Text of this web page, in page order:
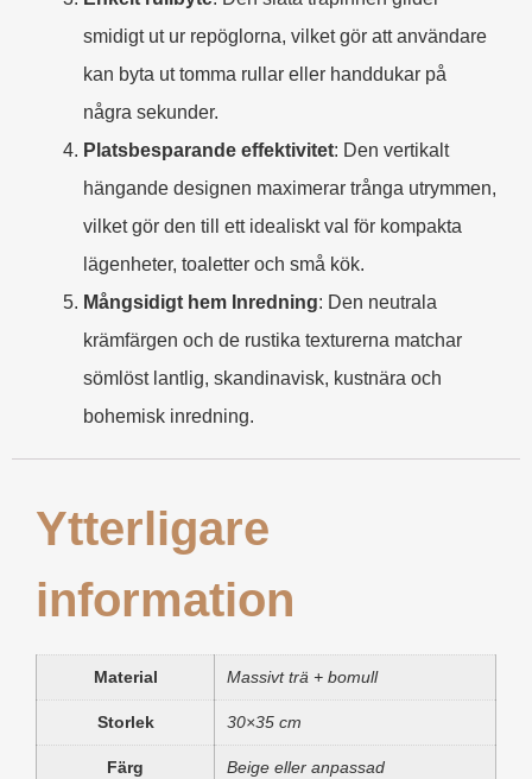
smidigt ut ur repöglorna, vilket gör att användare
kan byta ut tomma rullar eller handdukar på
några sekunder.
Platsbesparande effektivitet: Den vertikalt
hängande designen maximerar trånga utrymmen,
vilket gör den till ett idealiskt val för kompakta
lägenheter, toaletter och små kök.
Mångsidigt hem Inredning: Den neutrala
krämfärgen och de rustika texturerna matchar
sömlöst lantlig, skandinavisk, kustnära och
bohemisk inredning.
Ytterligare
information
Material Massivt trä + bomull
Storlek 30×35 cm
Färg Beige eller anpassad